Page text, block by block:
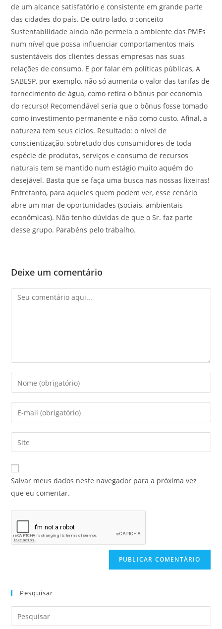
de um alcance satisfatório e consistente em grande parte
das cidades do país. De outro lado, o conceito
Sustentabilidade ainda não permeia o ambiente das PMEs
num nível que possa influenciar comportamentos mais
sustentáveis dos clientes dessas empresas nas suas
relações de consumo. E por falar em políticas públicas, A
SABESP, por exemplo, não só aumenta o valor das tarifas de
fornecimento de água, como retira o bônus por economia
do recurso! Recomendável seria que o bônus fosse tomado
como investimento permanente e não como custo. Afinal, a
natureza tem seus ciclos. Resultado: o nível de
conscientização, sobretudo dos consumidores de toda
espécie de produtos, serviços e consumo de recursos
naturais tem se mantido num estágio muito aquém do
desejável. Basta que se faça uma busca nas nossas lixeiras!
Entretanto, para aqueles quem podem ver, esse cenário
abre um mar de oportunidades (sociais, ambientais
econômicas). Não tenho dúvidas de que o Sr. faz parte
desse grupo. Parabéns pelo trabalho.
Deixe um comentário
Salvar meus dados neste navegador para a próxima vez
que eu comentar.
Pesquisar